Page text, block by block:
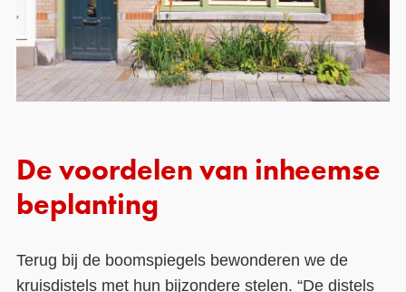
De voordelen van inheemse
beplanting
Terug bij de boomspiegels bewonderen we de
kruisdistels met hun bijzondere stelen. “De distels